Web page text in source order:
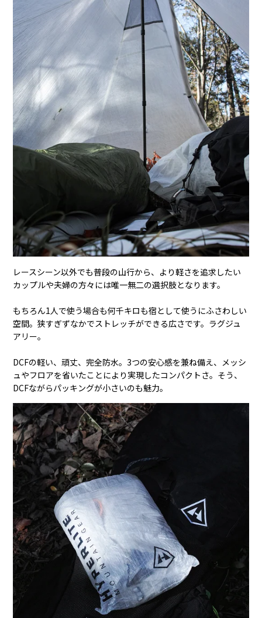
レースシーン以外でも普段の山行から、より軽さを追求したい
カップルや夫婦の方々には唯一無二の選択肢となります。
もちろん1人で使う場合も何千キロも宿として使うにふさわしい
空間。狭すぎずなかでストレッチができる広さです。ラグジュ
アリー。
DCFの軽い、頑丈、完全防水。3つの安心感を兼ね備え、メッシ
ュやフロアを省いたことにより実現したコンパクトさ。そう、
DCFながらパッキングが小さいのも魅力。